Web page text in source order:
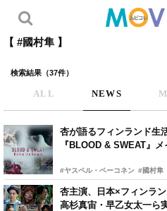
【 #國村隼 】
検索結果（37件）
ALL NEWS
杏が語るフィンランド生
『BLOOD & SWEAT』
#ヤスペル・ペーコネン #國村隼
杏主演、日本×フィンラ
高杉真宙・早乙女太一ら